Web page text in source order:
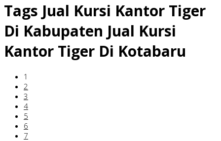
Tags Jual Kursi Kantor Tiger
Di Kabupaten Jual Kursi
Kantor Tiger Di Kotabaru
1
2
3
4
5
6
7